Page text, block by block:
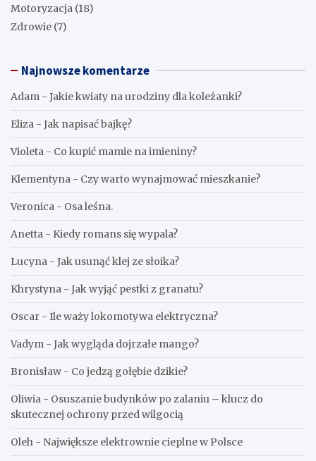
Motoryzacja (18)
Zdrowie (7)
Najnowsze komentarze
Adam - Jakie kwiaty na urodziny dla koleżanki?
Eliza - Jak napisać bajkę?
Violeta - Co kupić mamie na imieniny?
Klementyna - Czy warto wynajmować mieszkanie?
Veronica - Osa leśna.
Anetta - Kiedy romans się wypala?
Lucyna - Jak usunąć klej ze słoika?
Khrystyna - Jak wyjąć pestki z granatu?
Oscar - Ile waży lokomotywa elektryczna?
Vadym - Jak wygląda dojrzałe mango?
Bronisław - Co jedzą gołębie dzikie?
Oliwia - Osuszanie budynków po zalaniu – klucz do
skutecznej ochrony przed wilgocią
Oleh - Największe elektrownie cieplne w Polsce